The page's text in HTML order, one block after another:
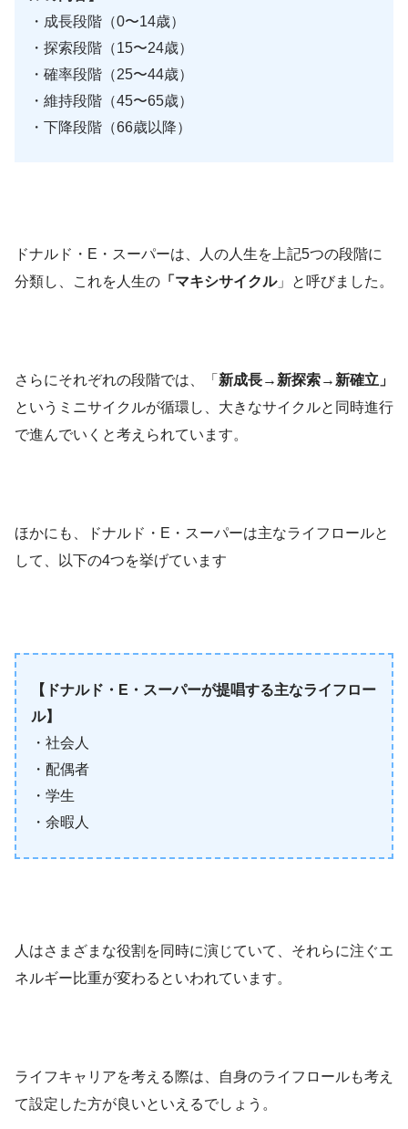
・成長段階（0〜14歳）
・探索段階（15〜24歳）
・確率段階（25〜44歳）
・維持段階（45〜65歳）
・下降段階（66歳以降）
ドナルド・E・スーパーは、人の人生を上記5つの段階に
分類し、これを人生の 「マキシサイクル」と呼びました。
さらにそれぞれの段階では、「 新成長→新探索→新確立」
というミニサイクルが循環し、大きなサイクルと同時進行
で進んでいくと考えられています。
ほかにも、ドナルド・E・スーパーは主なライフロールと
して、以下の4つを挙げています
【ドナルド・E・スーパーが提唱する主なライフロー
ル】
・社会人
・配偶者
・学生
・余暇人
人はさまざまな役割を同時に演じていて、それらに注ぐエ
ネルギー比重が変わるといわれています。
ライフキャリアを考える際は、自身のライフロールも考え
て設定した方が良いといえるでしょう。